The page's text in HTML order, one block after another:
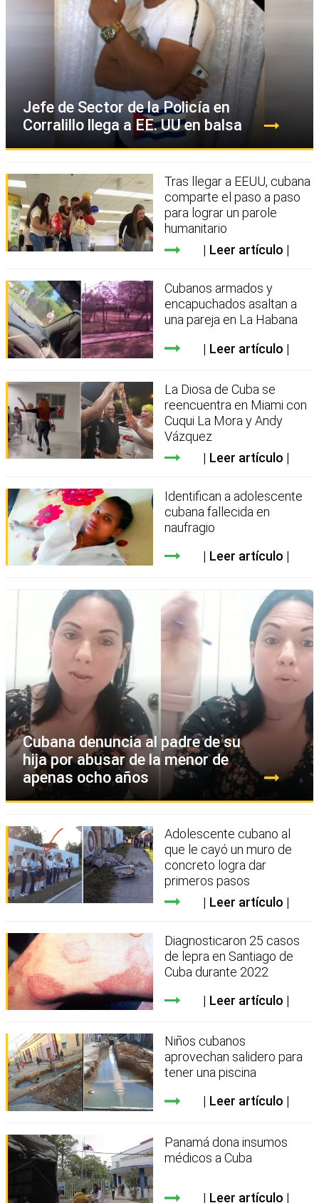
Jefe de Sector de la Policía en
Corralillo llega a EE. UU en balsa
Tras llegar a EEUU, cubana
comparte el paso a paso
para lograr un parole
humanitario
Leer artículo
Cubanos armados y
encapuchados asaltan a
una pareja en La Habana
Leer artículo
La Diosa de Cuba se
reencuentra en Miami con
Cuqui La Mora y Andy
Vázquez
Leer artículo
Identifican a adolescente
cubana fallecida en
naufragio
Leer artículo
Cubana denuncia al padre de su
hija por abusar de la menor de
apenas ocho años
Adolescente cubano al
que le cayó un muro de
concreto logra dar
primeros pasos
Leer artículo
Diagnosticaron 25 casos
de lepra en Santiago de
Cuba durante 2022
Leer artículo
Niños cubanos
aprovechan salidero para
tener una piscina
Leer artículo
Panamá dona insumos
médicos a Cuba
Leer artículo